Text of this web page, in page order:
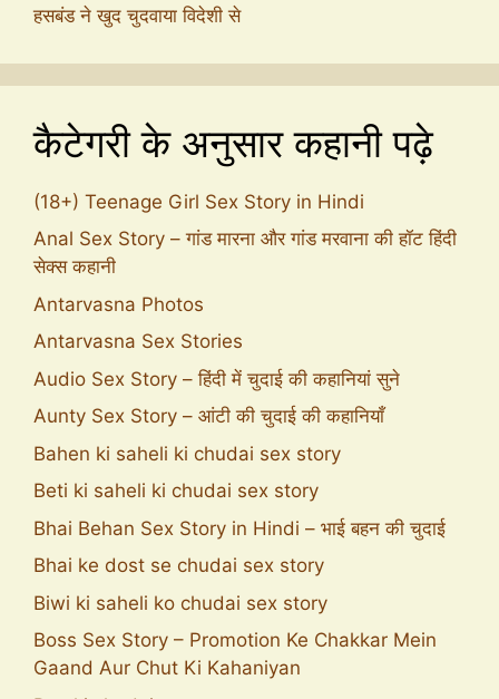
हसबंड ने खुद चुदवाया विदेशी से
कैटेगरी के अनुसार कहानी पढ़े
(18+) Teenage Girl Sex Story in Hindi
Anal Sex Story – गांड मारना और गांड मरवाना की हॉट हिंदी
सेक्स कहानी
Antarvasna Photos
Antarvasna Sex Stories
Audio Sex Story – हिंदी में चुदाई की कहानियां सुने
Aunty Sex Story – आंटी की चुदाई की कहानियाँ
Bahen ki saheli ki chudai sex story
Beti ki saheli ki chudai sex story
Bhai Behan Sex Story in Hindi – भाई बहन की चुदाई
Bhai ke dost se chudai sex story
Biwi ki saheli ko chudai sex story
Boss Sex Story – Promotion Ke Chakkar Mein
Gaand Aur Chut Ki Kahaniyan